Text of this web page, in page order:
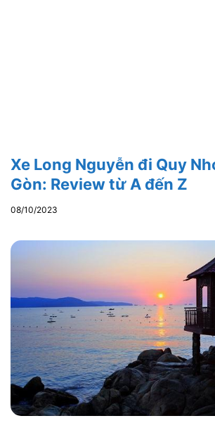
Xe Long Nguyễn đi Quy
Gòn: Review từ A đến Z
08/10/2023